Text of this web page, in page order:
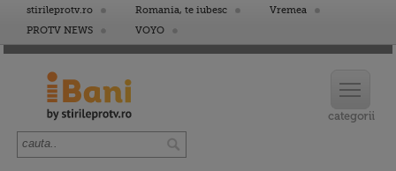
stirileprotv.ro Romania, te iubesc
Vremea
PROTV NEWS
VOYO